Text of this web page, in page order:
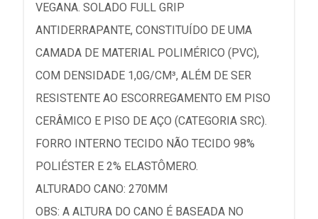
VEGANA. SOLADO FULL GRIP
ANTIDERRAPANTE, CONSTITUÍDO DE UMA
CAMADA DE MATERIAL POLIMÉRICO (PVC),
COM DENSIDADE 1,0G/CM³, ALÉM DE SER
RESISTENTE AO ESCORREGAMENTO EM PISO
CERÂMICO E PISO DE AÇO (CATEGORIA SRC).
FORRO INTERNO TECIDO NÃO TECIDO 98%
POLIÉSTER E 2% ELASTÔMERO.
ALTURADO CANO: 270MM
OBS: A ALTURA DO CANO É BASEADA NO